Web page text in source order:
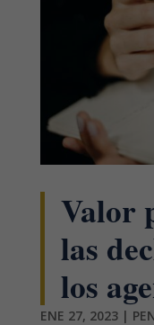
Valor
las
los
ENE 27, 2023|